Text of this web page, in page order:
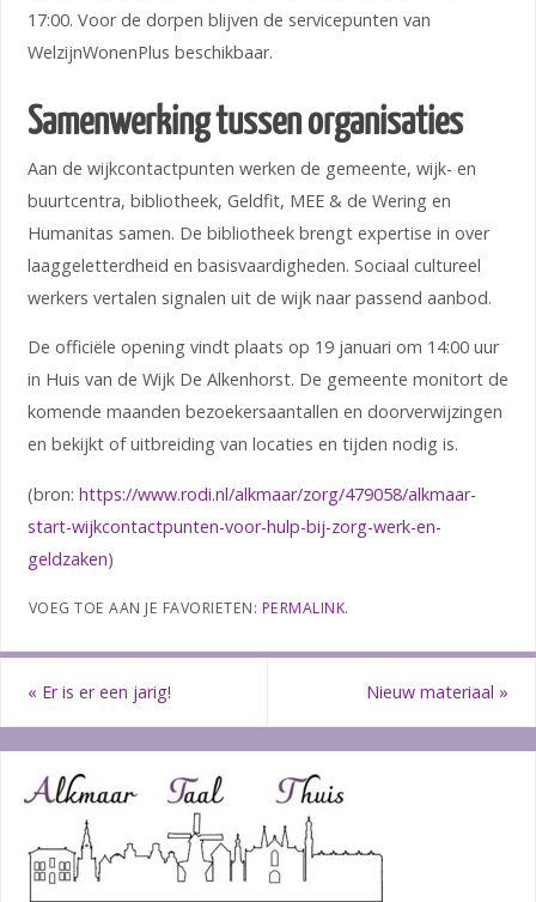
17:00. Voor de dorpen blijven de servicepunten van
WelzijnWonenPlus beschikbaar.
Samenwerking tussen organisaties
Aan de wijkcontactpunten werken de gemeente, wijk- en
buurtcentra, bibliotheek, Geldfit, MEE & de Wering en
Humanitas samen. De bibliotheek brengt expertise in over
laaggeletterdheid en basisvaardigheden. Sociaal cultureel
werkers vertalen signalen uit de wijk naar passend aanbod.
De officiële opening vindt plaats op 19 januari om 14:00 uur
in Huis van de Wijk De Alkenhorst. De gemeente monitort de
komende maanden bezoekersaantallen en doorverwijzingen
en bekijkt of uitbreiding van locaties en tijden nodig is.
(bron: https://www.rodi.nl/alkmaar/zorg/479058/alkmaar-
start-wijkcontactpunten-voor-hulp-bij-zorg-werk-en-
geldzaken)
VOEG TOE AAN JE FAVORIETEN: PERMALINK.
« Er is er een jarig! Nieuw materiaal »